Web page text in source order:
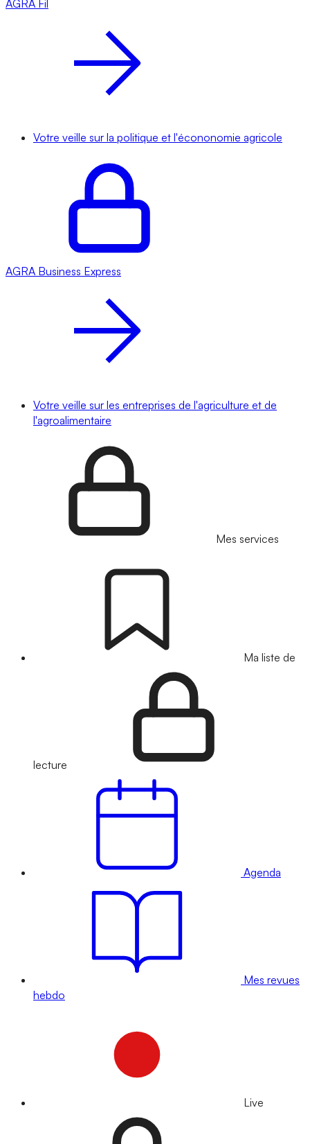
AGRA Fil
Votre veille sur la politique et l'écononomie agricole
AGRA Business Express
Votre veille sur les entreprises de l'agriculture et de
l'agroalimentaire
Mes services
Ma liste de
lecture
Agenda
Mes revues
hebdo
Live